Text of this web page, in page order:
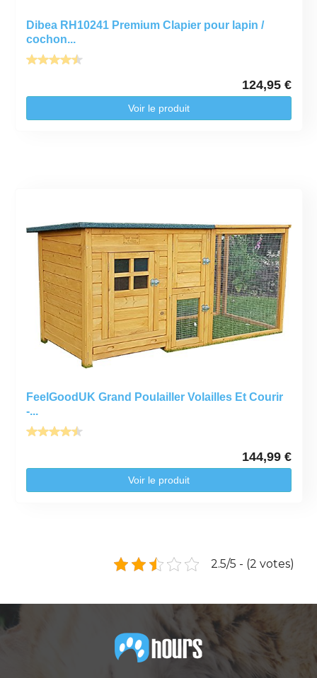
Dibea RH10241 Premium Clapier pour lapin /
cochon...
124,95 €
Voir le produit
FeelGoodUK Grand Poulailler Volailles Et Courir
-...
144,99 €
Voir le produit
2.5/5 - (2 votes)